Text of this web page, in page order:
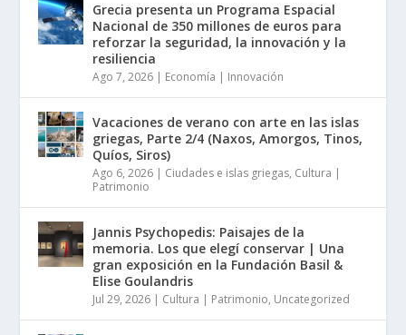
Grecia presenta un Programa Espacial
Nacional de 350 millones de euros para
reforzar la seguridad, la innovación y la
resiliencia
Ago 7, 2026 | Economía | Innovación
Vacaciones de verano con arte en las islas
griegas, Parte 2/4 (Naxos, Amorgos, Tinos,
Quíos, Siros)
Ago 6, 2026 | Ciudades e islas griegas, Cultura |
Patrimonio
Jannis Psychopedis: Paisajes de la
memoria. Los que elegí conservar | Una
gran exposición en la Fundación Basil &
Elise Goulandris
Jul 29, 2026 | Cultura | Patrimonio, Uncategorized